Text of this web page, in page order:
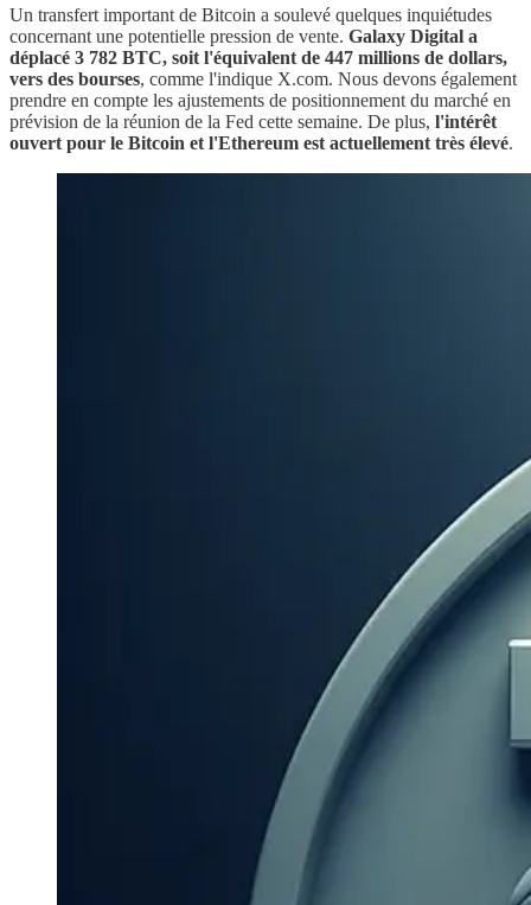
Un transfert important de Bitcoin a soulevé quelques inquiétudes
concernant une potentielle pression de vente. Galaxy Digital a
déplacé 3 782 BTC, soit l'équivalent de 447 millions de dollars,
vers des bourses, comme l'indique X.com. Nous devons également
prendre en compte les ajustements de positionnement du marché en
prévision de la réunion de la Fed cette semaine. De plus, l'intérêt
ouvert pour le Bitcoin et l'Ethereum est actuellement très élevé.